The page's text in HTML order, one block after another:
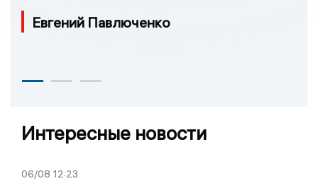
Евгений Павлюченко
Интересные новости
06/08 12:23